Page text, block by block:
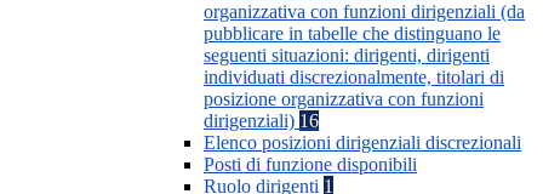
organizzativa con funzioni dirigenziali (da
pubblicare in tabelle che distinguano le
seguenti situazioni: dirigenti, dirigenti
individuati discrezionalmente, titolari di
posizione organizzativa con funzioni
dirigenziali) 16
Elenco posizioni dirigenziali discrezionali
Posti di funzione disponibili
Ruolo dirigenti 1